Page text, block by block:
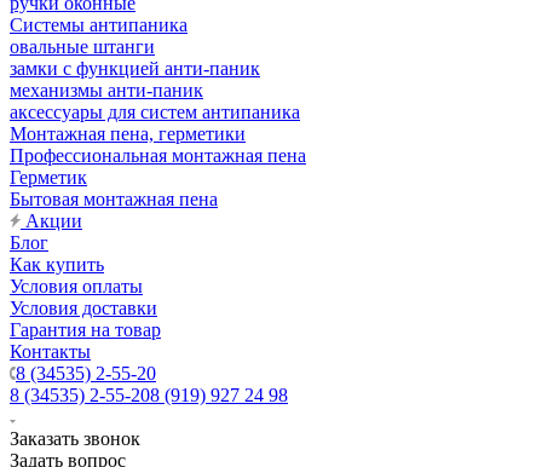
Системы антипаника
овальные штанги
замки с функцией анти-паник
механизмы анти-паник
аксессуары для систем антипаника
Монтажная пена, герметики
Профессиональная монтажная пена
Герметик
Бытовая монтажная пена
Акции
Блог
Как купить
Условия оплаты
Условия доставки
Гарантия на товар
Контакты
8 (34535) 2-55-20
8 (34535) 2-55-208 (919) 927 24 98
Заказать звонок
Задать вопрос